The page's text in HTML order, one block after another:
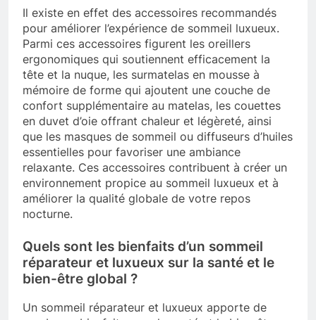
Il existe en effet des accessoires recommandés
pour améliorer l’expérience de sommeil luxueux.
Parmi ces accessoires figurent les oreillers
ergonomiques qui soutiennent efficacement la
tête et la nuque, les surmatelas en mousse à
mémoire de forme qui ajoutent une couche de
confort supplémentaire au matelas, les couettes
en duvet d’oie offrant chaleur et légèreté, ainsi
que les masques de sommeil ou diffuseurs d’huiles
essentielles pour favoriser une ambiance
relaxante. Ces accessoires contribuent à créer un
environnement propice au sommeil luxueux et à
améliorer la qualité globale de votre repos
nocturne.
Quels sont les bienfaits d’un sommeil
réparateur et luxueux sur la santé et le
bien-être global ?
Un sommeil réparateur et luxueux apporte de